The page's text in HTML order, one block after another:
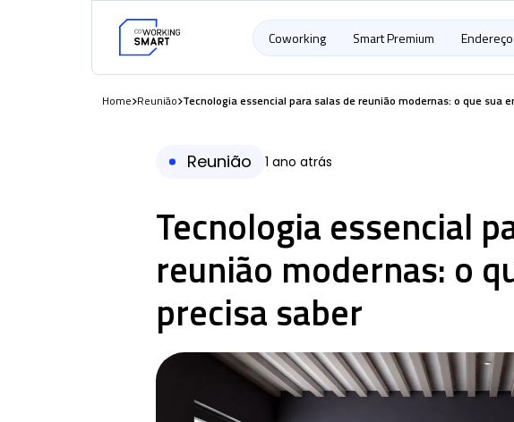
Coworking Smart Premium
Home Reunião Tecnologia essencial para salas de reunião modernas: o que sua
Reunião 1 ano atrás
Tecnologia essencial
reunião modernas: o
precisa saber